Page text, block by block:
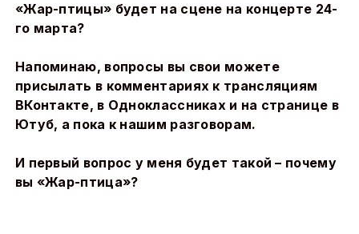
«Жар-птицы» будет на сцене на концерте 24-
го марта?
Напоминаю, вопросы вы свои можете
присылать в комментариях к трансляциям
ВКонтакте, в Одноклассниках и на странице в
Ютуб, а пока к нашим разговорам.
И первый вопрос у меня будет такой – почему
вы «Жар-птица»?